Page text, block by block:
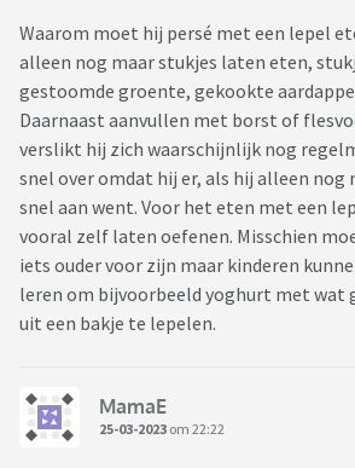
Waarom moet hij persé met een lepel
alleen nog maar stukjes laten eten,
gestoomde groente, gekookte
Daarnaast aanvullen met borst of
verslikt hij zich waarschijnlijk nog
snel over omdat hij er, als hij alleen
snel aan went. Voor het eten met een
vooral zelf laten oefenen. Misschien
iets ouder voor zijn maar kinderen
leren om bijvoorbeeld yoghurt met wat
uit een bakje te lepelen.
MamaE
25-03-2023 om 22:22